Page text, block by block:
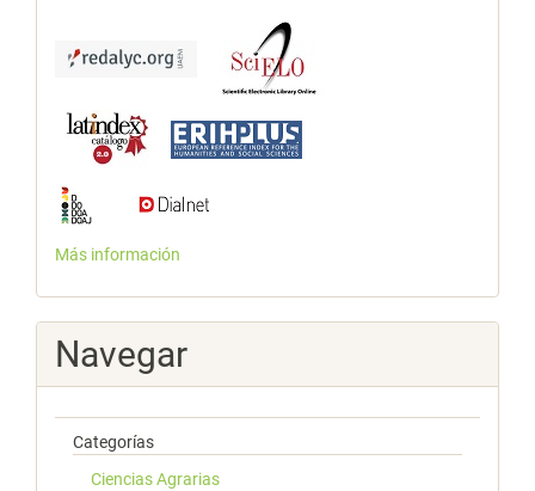
Más información
Navegar
Categorías
Ciencias Agrarias